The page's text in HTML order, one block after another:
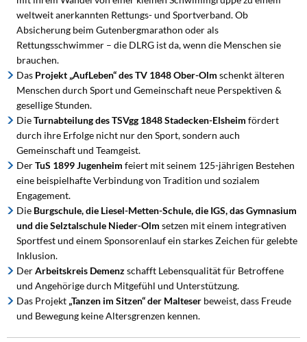
weltweit anerkannten Rettungs- und Sportverband. Ob
Absicherung beim Gutenbergmarathon oder als
Rettungsschwimmer – die DLRG ist da, wenn die Menschen sie
brauchen.
Das Projekt „AufLeben“ des TV 1848 Ober-Olm schenkt älteren
Menschen durch Sport und Gemeinschaft neue Perspektiven &
gesellige Stunden.
DieTurnabteilung des TSVgg 1848 Stadecken-Elsheim fördert
durch ihre Erfolge nicht nur den Sport, sondern auch
Gemeinschaft und Teamgeist.
DerTuS 1899 Jugenheim feiert mit seinem 125-jährigen Bestehen
eine beispielhafte Verbindung von Tradition und sozialem
Engagement.
Die Burgschule, die Liesel-Metten-Schule, die IGS, das Gymnasium
und die Selztalschule Nieder-Olm setzen mit einem integrativen
Sportfest und einem Sponsorenlauf ein starkes Zeichen für gelebte
Inklusion.
DerArbeitskreis Demenzschafft Lebensqualität für Betroffene
und Angehörige durch Mitgefühl und Unterstützung.
Das Projekt „Tanzen im Sitzen“ der Malteserbeweist, dass Freude
und Bewegung keine Altersgrenzen kennen.